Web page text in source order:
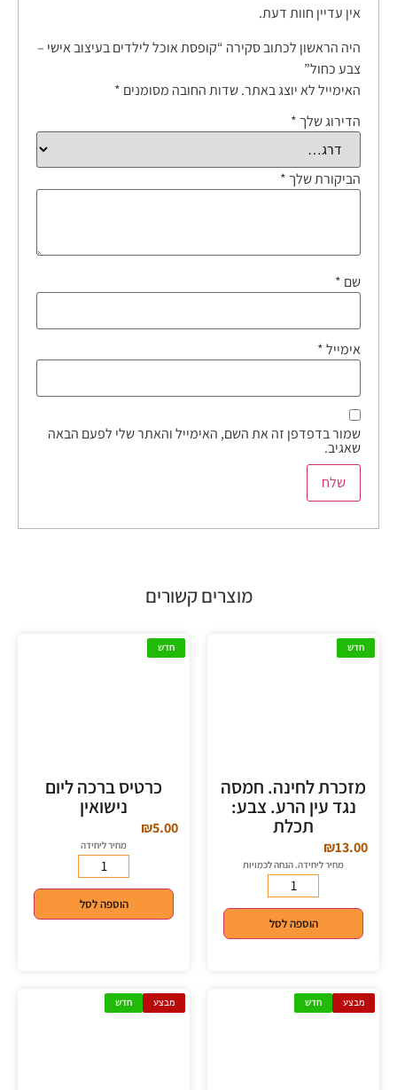
אין עדיין חוות דעת.
היה הראשון לכתוב סקירה “קופסת אוכל לילדים בעיצוב אישי –
צבע כחול”
האימייל לא יוצג באתר.שדות החובה מסומנים *
הדירוג שלך *
הביקורת שלך *
שם *
אימייל*
שמור בדפדפן זה את השם, האימייל והאתר שלי לפעם הבאה
שאגיב.
מוצרים קשורים
חדש
מזכרת לחינה. חמסה
נגד עין הרע. צבע:
תכלת
₪13.00
מחיר ליחידה. הנחה לכמויות
הוספה לסל
חדש
כרטיס ברכה ליום
נישואין
₪5.00
מחיר ליחידה
הוספה לסל
מבצע חדש מבצע חדש